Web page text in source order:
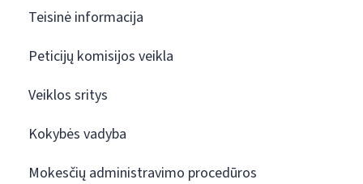
Teisinė informacija
Peticijų komisijos veikla
Veiklos sritys
Kokybės vadyba
Mokesčių administravimo procedūros